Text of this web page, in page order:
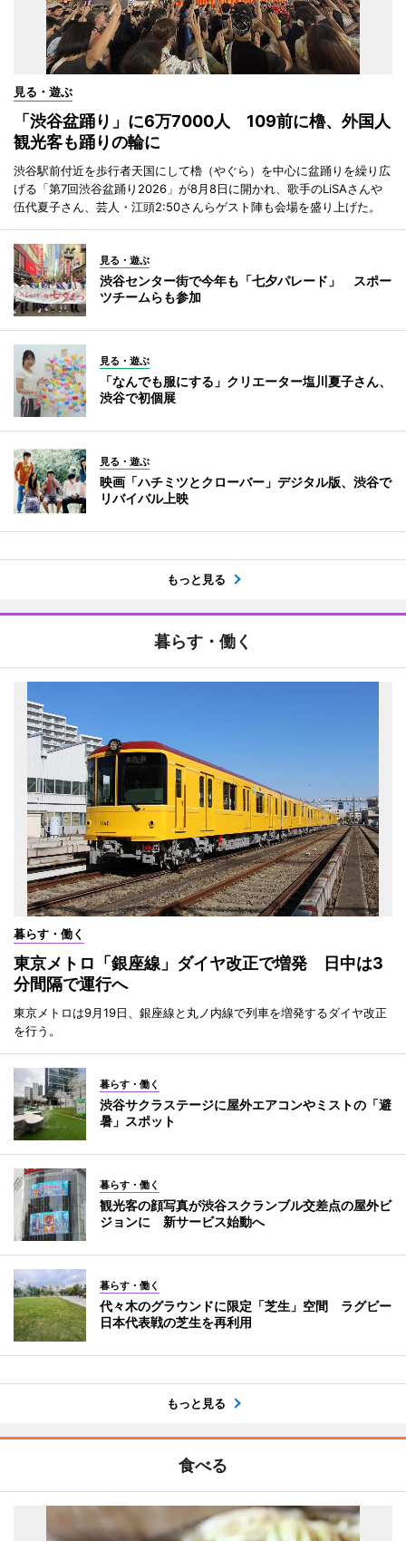
見る・遊ぶ
「渋谷盆踊り」に6万7000人 109前に櫓、外国人
観光客も踊りの輪に
渋谷駅前付近を歩行者天国にして櫓（やぐら）を中心に盆踊りを繰り広
げる「第7回渋谷盆踊り2026」が8月8日に開かれ、歌手のLiSAさんや
伍代夏子さん、芸人・江頭2:50さんらゲスト陣も会場を盛り上げた。
見る・遊ぶ
渋谷センター街で今年も「七夕パレード」 スポー
ツチームらも参加
見る・遊ぶ
「なんでも服にする」クリエーター塩川夏子さん、
渋谷で初個展
見る・遊ぶ
映画「ハチミツとクローバー」デジタル版、渋谷で
リバイバル上映
もっと見る
暮らす・働く
暮らす・働く
東京メトロ「銀座線」ダイヤ改正で増発 日中は3
分間隔で運行へ
東京メトロは9月19日、銀座線と丸ノ内線で列車を増発するダイヤ改正
を行う。
暮らす・働く
渋谷サクラステージに屋外エアコンやミストの「避
暑」スポット
暮らす・働く
観光客の顔写真が渋谷スクランブル交差点の屋外ビ
ジョンに 新サービス始動へ
暮らす・働く
代々木のグラウンドに限定「芝生」空間 ラグビー
日本代表戦の芝生を再利用
もっと見る
食べる